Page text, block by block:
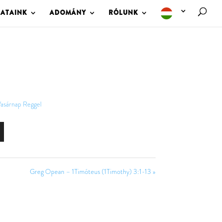
ADOMÁNY RÓLUNK
Reggel
Greg Opean – 1Timóteus (1Timothy) 3:1-13 »